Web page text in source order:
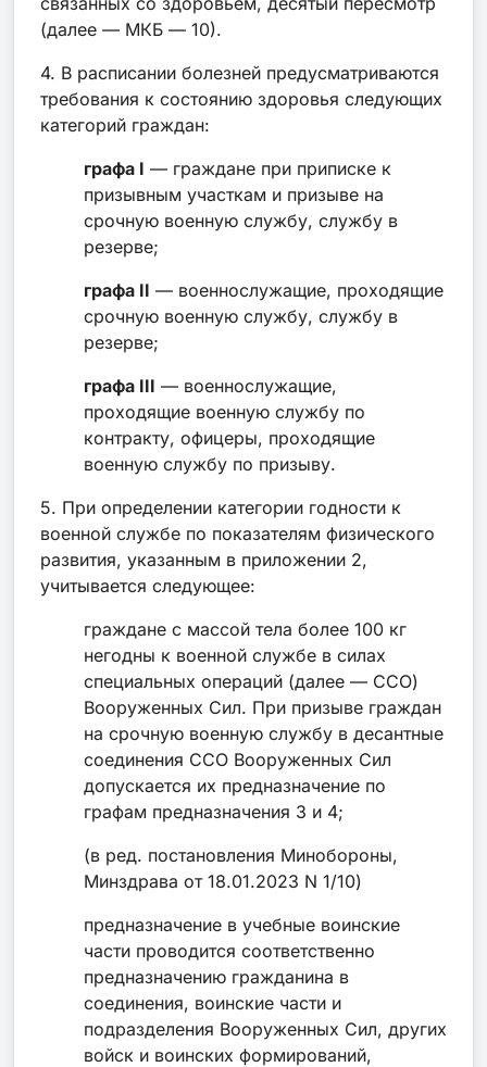
(далее — МКБ — 10).
4. В расписании болезней предусматриваются
требования к состоянию здоровья следующих
категорий граждан:
графа I — граждане при приписке к
призывным участкам и призыве на
срочную военную службу, службу в
резерве;
графа II — военнослужащие, проходящие
срочную военную службу, службу в
резерве;
графа III — военнослужащие,
проходящие военную службу по
контракту, офицеры, проходящие
военную службу по призыву.
5. При определении категории годности к
военной службе по показателям физического
развития, указанным в приложении 2,
учитывается следующее:
граждане с массой тела более 100 кг
негодны к военной службе в силах
специальных операций (далее — ССО)
Вооруженных Сил. При призыве граждан
на срочную военную службу в десантные
соединения ССО Вооруженных Сил
допускается их предназначение по
графам предназначения 3 и 4;
(в ред. постановления Минобороны,
Минздрава от 18.01.2023 N 1/10)
предназначение в учебные воинские
части проводится соответственно
предназначению гражданина в
соединения, воинские части и
подразделения Вооруженных Сил, других
войск и воинских формирований,